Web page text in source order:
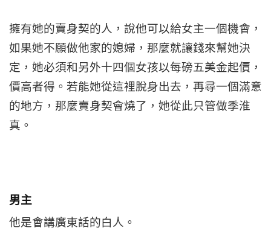
擁有她的賣身契的人，說他可以給女主一個機會，
如果她不願做他家的媳婦，那麼就讓錢來幫她決
定，她必須和另外十四個女孩以每磅五美金起價，
價高者得。若能她從這裡脫身出去，再尋一個滿意
的地方，那麼賣身契會燒了，她從此只管做季淮
真。
男主
他是會講廣東話的白人。